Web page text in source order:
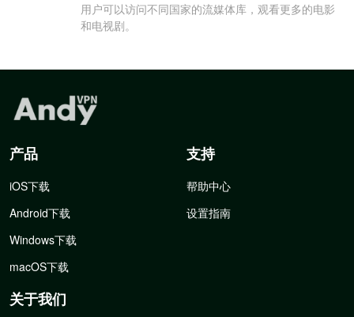
用户可以访问不同国家的流媒体库，观看更多的电影
和电视剧。
产品
iOS下载
Android下载
Windows下载
macOS下载
支持
帮助中心
设置指南
关于我们